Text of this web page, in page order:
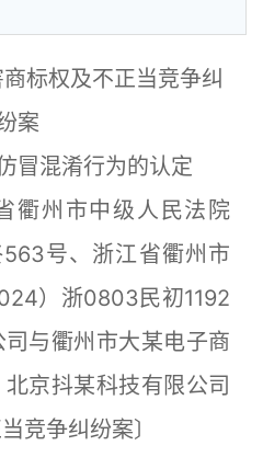
标权及不正当竞争纠
案
混淆行为的认定
州市中级人民法院
号、浙江省衢州市
）浙0803民初1192
与衢州市大某电子商
京抖某科技有限公司
竞争纠纷案〕